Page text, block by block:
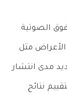
الصوتية
الأعراض مثل
مدى انتشار
نتائج